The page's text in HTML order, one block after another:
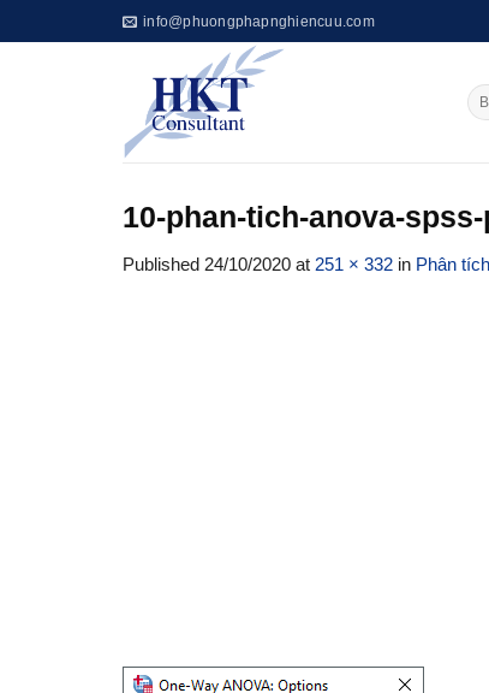
to
info@phuongphapnghiencuu.com
10-phan-tich-anova-
Published 24/10/2020 at 251 × 332 in Phân